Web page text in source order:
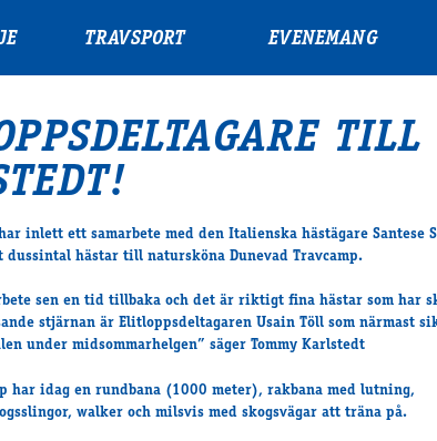
TRAVSPORT EVENEMANG
TILL
inlett ett samarbete med den Italienska hästägare Santese
hästar till natursköna Dunevad Travcamp.
sen en tid tillbaka och det är riktigt fina hästar som har
stjärnan är Elitloppsdeltagaren Usain Töll som närmast
under midsommarhelgen” säger Tommy Karlstedt
har idag en rundbana (1000 meter), rakbana med lutning,
walker och milsvis med skogsvägar att träna på.